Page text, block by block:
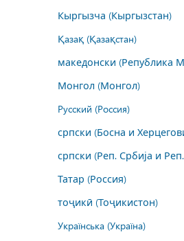
Кыргызча (Кыргызстан)
Қазақ (Қазақстан)
македонски (Република
Монгол (Монгол)
Русский (Россия)
српски (Босна и
српски (Реп. Србија и
Татар (Россия)
тоҷикӣ (Тоҷикистон)
Українська (Україна)